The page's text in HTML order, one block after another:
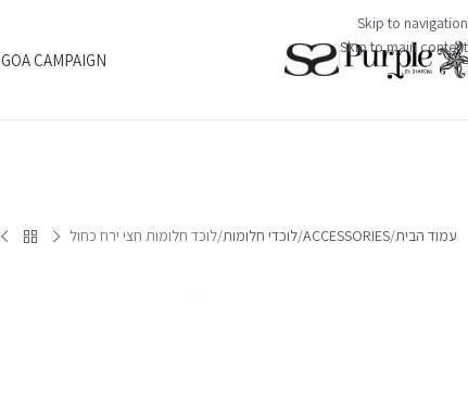
Skip to navigation
Skip to main content
GOA CAMPAIGN
עמוד הבית ACCESSORIES לוכדי חלומות לוכד חלומות חצי ירח כחול